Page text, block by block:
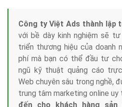
Công ty Việt Ads thành lập
với bề dày kinh nghiệm sẽ
triển thương hiệu của doanh
phí mà bạn có thể đầu tư
ngũ kỹ thuật quảng cáo
Web chuyên sâu trong nghề,
trung tâm marketing online uy
đến cho khách hàng